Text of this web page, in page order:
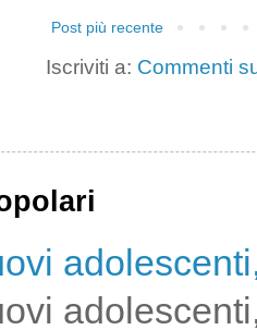
Post più recente
Iscriviti a: Commenti